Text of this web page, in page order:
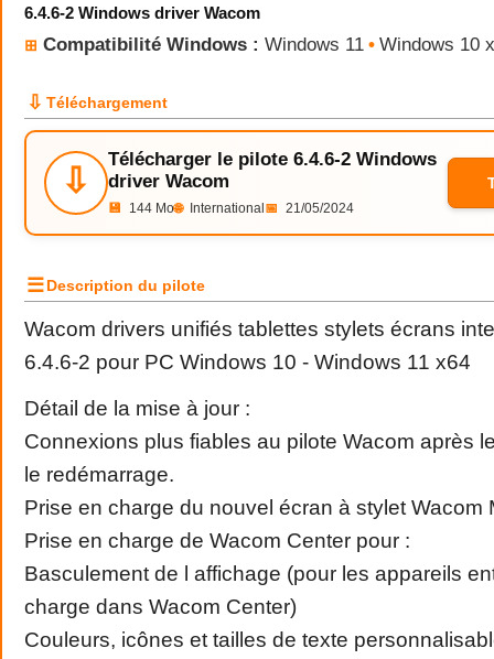
6.4.6-2 Windows driver Wacom
⊞ Compatibilité Windows : Windows 11 • Windows 10
⇩ Téléchargement
⇩
Télécharger le pilote 6.4.6-2 Windows
driver Wacom
💾 144 Mo🌐 International 📅 21/05/2024
☰Description du pilote
Wacom drivers unifiés tablettes stylets écrans
6.4.6-2 pour PC Windows 10 - Windows 11 x64
Détail de la mise à jour :
Connexions plus fiables au pilote Wacom après
le redémarrage.
Prise en charge du nouvel écran à stylet Wacom
Prise en charge de Wacom Center pour :
Basculement de l affichage (pour les appareils
charge dans Wacom Center)
Couleurs, icônes et tailles de texte